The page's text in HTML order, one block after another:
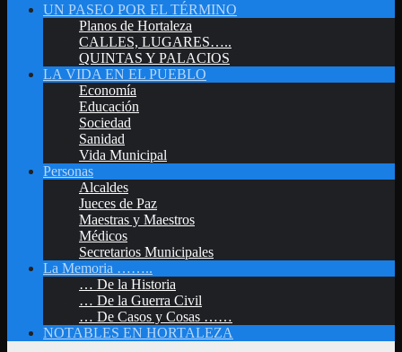
UN PASEO POR EL TÉRMINO
Planos de Hortaleza
CALLES, LUGARES…..
QUINTAS Y PALACIOS
LA VIDA EN EL PUEBLO
Economía
Educación
Sociedad
Sanidad
Vida Municipal
Personas
Alcaldes
Jueces de Paz
Maestras y Maestros
Médicos
Secretarios Municipales
La Memoria ……..
… De la Historia
… De la Guerra Civil
… De Casos y Cosas ……
NOTABLES EN HORTALEZA